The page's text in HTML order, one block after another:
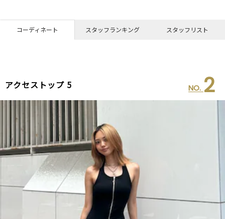
コーディネート スタッフランキング スタッフリスト
アクセストップ 5 NO. 2